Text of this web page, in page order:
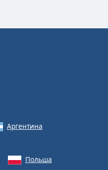
Аргентина
Польша